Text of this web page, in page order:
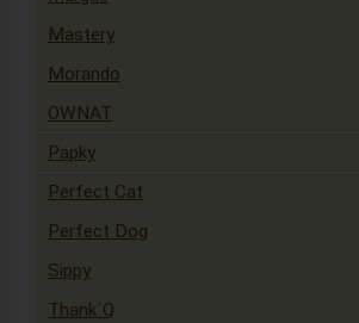
Mastery
Morando
OWNAT
Papky
Perfect Cat
Perfect Dog
Sippy
Thank´Q